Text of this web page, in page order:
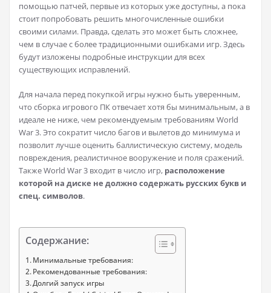
помощью патчей, первые из которых уже доступны, а пока
стоит попробовать решить многочисленные ошибки
своими силами. Правда, сделать это может быть сложнее,
чем в случае с более традиционными ошибками игр. Здесь
будут изложены подробные инструкции для всех
существующих исправлений.
Для начала перед покупкой игры нужно быть уверенным,
что сборка игрового ПК отвечает хотя бы минимальным, а в
идеале не ниже, чем рекомендуемым требованиям World
War 3. Это сократит число багов и вылетов до минимума и
позволит лучше оценить баллистическую систему, модель
повреждения, реалистичное вооружение и поля сражений.
Также World War 3 входит в число игр, расположение
которой на диске не должно содержать русских букв и
спец. символов.
Содержание:
Минимальные требования:
Рекомендованные требования:
Долгий запуск игры